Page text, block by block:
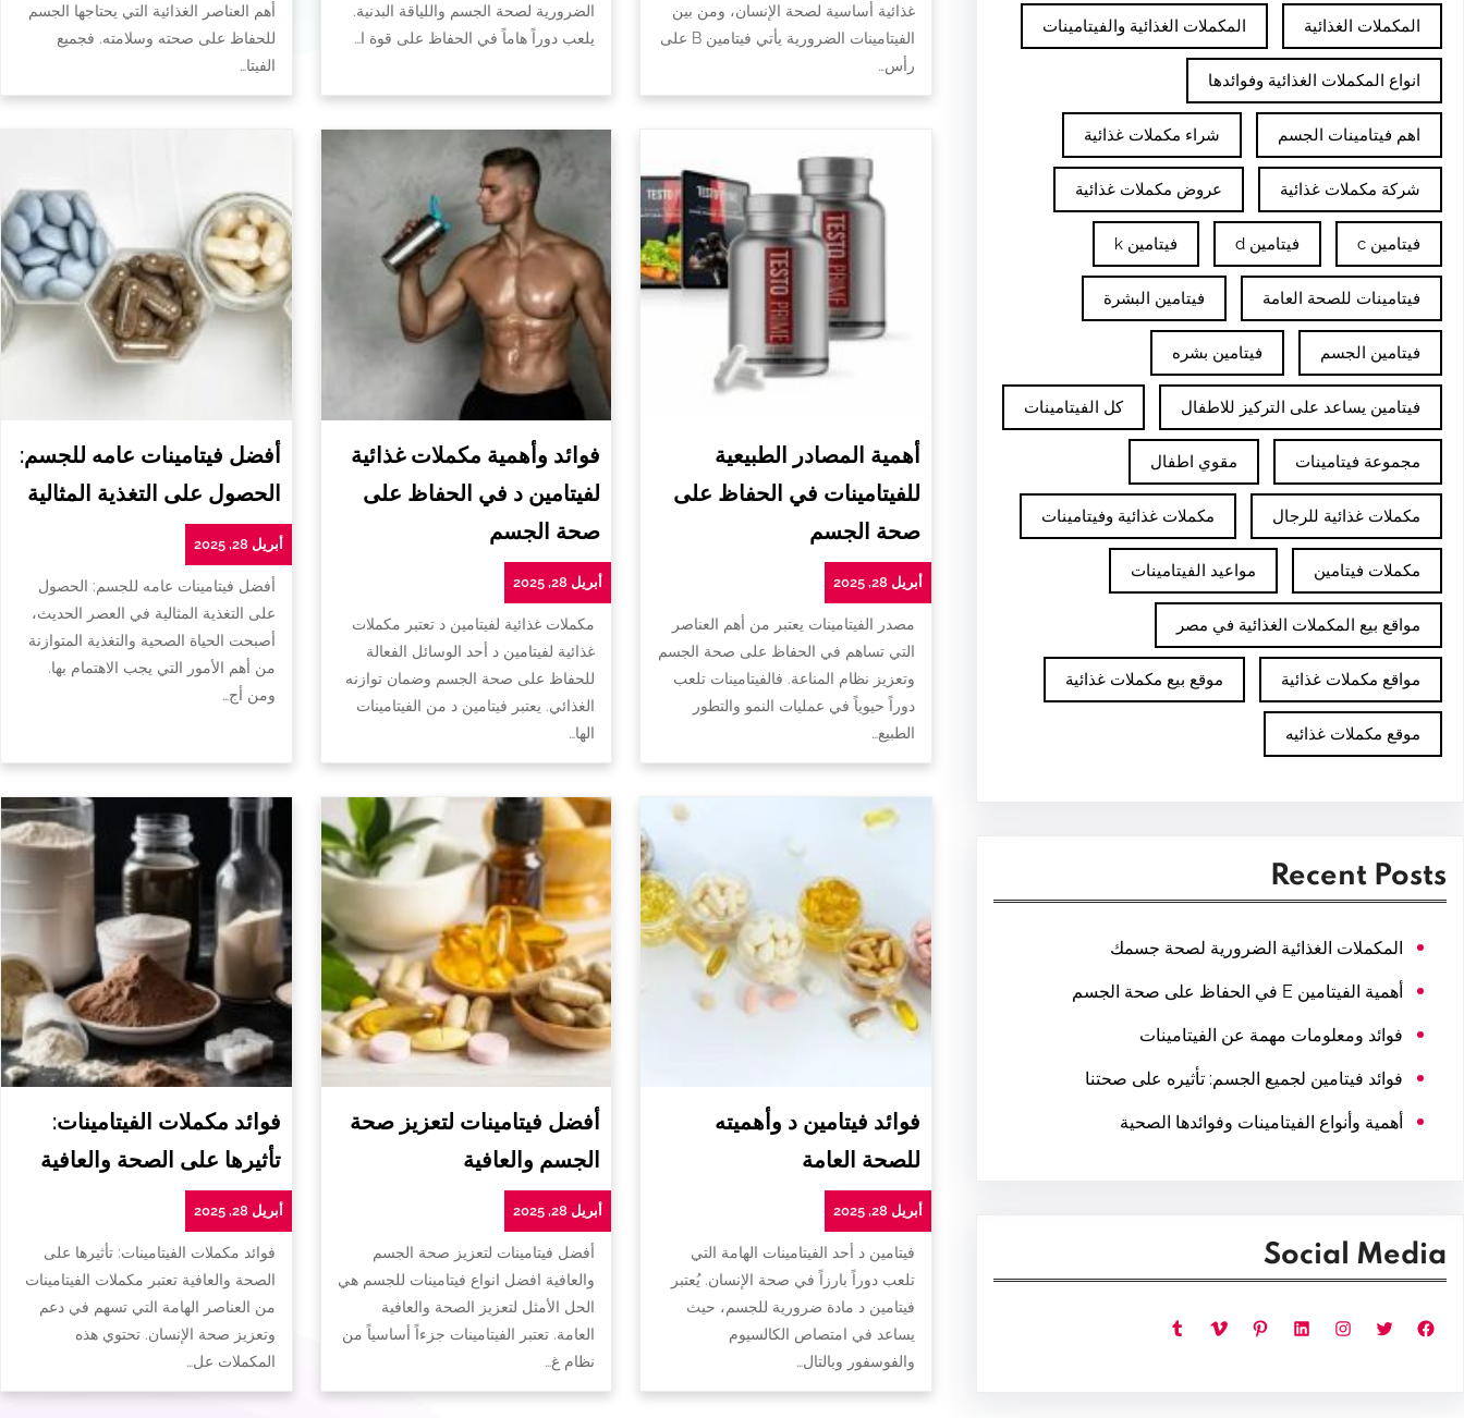
المكملات الغذائية المكملات الغذائية والفيتامينات
انواع المكملات الغذائية وفوائدها
اهم فيتامينات الجسم شراء مكملات غذائية
شركة مكملات غذائية عروض مكملات غذائية
فيتامين c فيتامين d فيتامين k
فيتامينات للصحة العامة فيتامين البشرة
فيتامين الجسم فيتامين بشره
فيتامين يساعد على التركيز للاطفال كل الفيتامينات
مجموعة فيتامينات مقوي اطفال
مكملات غذائية للرجال مكملات غذائية وفيتامينات
مكملات فيتامين مواعيد الفيتامينات
مواقع بيع المكملات الغذائية في مصر
مواقع مكملات غذائية موقع بيع مكملات غذائية
موقع مكملات غذائيه
Recent Posts
المكملات الغذائية الضرورية لصحة جسمك
أهمية الفيتامين E في الحفاظ على صحة الجسم
فوائد ومعلومات مهمة عن الفيتامينات
فوائد فيتامين لجميع الجسم: تأثيره على صحتنا
أهمية وأنواع الفيتامينات وفوائدها الصحية
Social Media
فيسبوك تويتر إنستجرام لينكد إن بينتريست فيميو تمبلر
غذائية أساسية لصحة الإنسان، ومن بين
الفيتامينات الضرورية يأتي فيتامين B على
رأس…
الضرورية لصحة الجسم واللياقة البدنية.
يلعب دوراً هاماً في الحفاظ على قوة ا…
أهم العناصر الغذائية التي يحتاجها الجسم
للحفاظ على صحته وسلامته. فجميع
الفيتا…
أهمية المصادر الطبيعية
للفيتامينات في الحفاظ على
صحة الجسم
أبريل 28, 2025
مصدر الفيتامينات يعتبر من أهم العناصر
التي تساهم في الحفاظ على صحة الجسم
وتعزيز نظام المناعة. فالفيتامينات تلعب
دوراً حيوياً في عمليات النمو والتطور
الطبيع…
فوائد وأهمية مكملات غذائية
لفيتامين د في الحفاظ على
صحة الجسم
أبريل 28, 2025
مكملات غذائية لفيتامين د تعتبر مكملات
غذائية لفيتامين د أحد الوسائل الفعالة
للحفاظ على صحة الجسم وضمان توازنه
الغذائي. يعتبر فيتامين د من الفيتامينات
الها…
أفضل فيتامينات عامه للجسم:
الحصول على التغذية المثالية
أبريل 28, 2025
أفضل فيتامينات عامه للجسم: الحصول
على التغذية المثالية في العصر الحديث،
أصبحت الحياة الصحية والتغذية المتوازنة
من أهم الأمور التي يجب الاهتمام بها.
ومن أج…
فوائد فيتامين د وأهميته
للصحة العامة
أبريل 28, 2025
فيتامين د أحد الفيتامينات الهامة التي
تلعب دوراً بارزاً في صحة الإنسان. يُعتبر
فيتامين د مادة ضرورية للجسم، حيث
يساعد في امتصاص الكالسيوم
والفوسفور وبالتال…
أفضل فيتامينات لتعزيز صحة
الجسم والعافية
أبريل 28, 2025
أفضل فيتامينات لتعزيز صحة الجسم
والعافية افضل انواع فيتامينات للجسم هي
الحل الأمثل لتعزيز الصحة والعافية
العامة. تعتبر الفيتامينات جزءاً أساسياً من
نظام غ…
فوائد مكملات الفيتامينات:
تأثيرها على الصحة والعافية
أبريل 28, 2025
فوائد مكملات الفيتامينات: تأثيرها على
الصحة والعافية تعتبر مكملات الفيتامينات
من العناصر الهامة التي تسهم في دعم
وتعزيز صحة الإنسان. تحتوي هذه
المكملات عل…